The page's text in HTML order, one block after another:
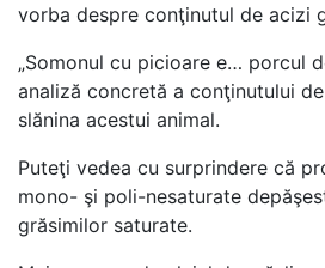
vorba despre conţinutul de acizi
„Somonul cu picioare e… porcul
analiză concretă a conţinutului
slănina acestui animal.
Puteţi vedea cu surprindere că
mono- şi poli-nesaturate
grăsimilor saturate.